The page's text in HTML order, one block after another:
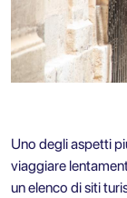
Uno degli aspetti
viaggiare
un elenco di siti